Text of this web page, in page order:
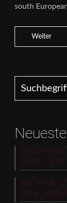
south
Weiter
Search for:
EBOW
1990“
MC MARS
SEIN „REAL